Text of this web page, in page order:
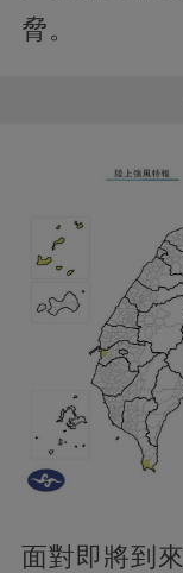
脅。
面對即將到